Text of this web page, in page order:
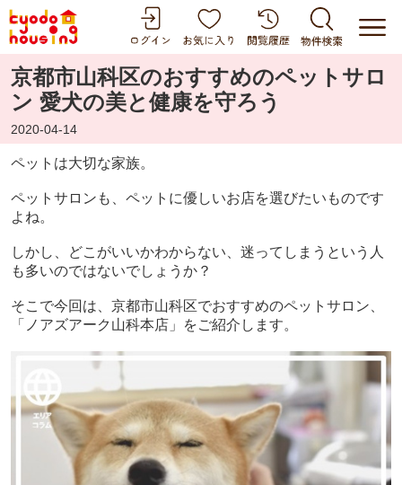
京都市山科区のおすすめのペットサロ
ン 愛犬の美と健康を守ろう
2020-04-14
ペットは大切な家族。
ペットサロンも、ペットに優しいお店を選びたいものです
よね。
しかし、どこがいいかわからない、迷ってしまうという人
も多いのではないでしょうか？
そこで今回は、京都市山科区でおすすめのペットサロン、
「ノアズアーク山科本店」をご紹介します。